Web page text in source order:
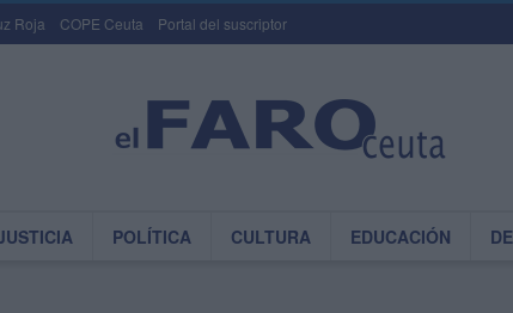
Roja COPE Ceuta Portal del suscriptor
POLÍTICA CULTURA EDUCACIÓN